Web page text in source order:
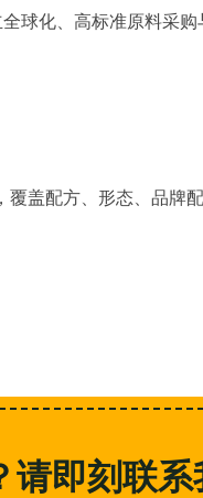
球化、高标准原料采
盖配方、形态、品牌
即刻联系